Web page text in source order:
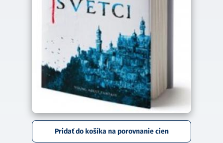
Pridať do košíka na porovnanie cien